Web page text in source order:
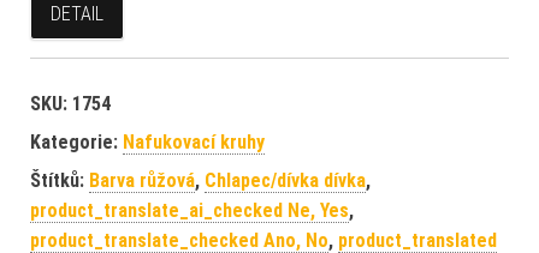
DETAIL
SKU: 1754
Kategorie: Nafukovací kruhy
Štítků: Barva růžová, Chlapec/dívka dívka,
product_translate_ai_checked Ne, Yes,
product_translate_checked Ano, No, product_translated